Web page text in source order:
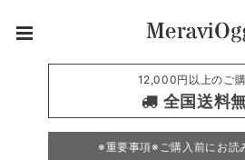
12,000円以上のご
全国送料
※重要事項※ご購入前にお読